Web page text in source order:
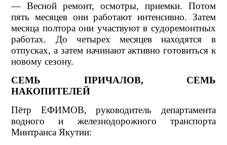
— Весной ремонт, осмотры, приемки. Потом
пять месяцев они работают интенсивно. Затем
месяца полтора они участвуют в судоремонтных
работах. До четырех месяцев находятся в
отпусках, а затем начинают активно готовиться к
новому сезону.
СЕМЬ ПРИЧАЛОВ, СЕМЬ
НАКОПИТЕЛЕЙ
Пётр ЕФИМОВ, руководитель департамента
водного и железнодорожного транспорта
Минтранса Якутии: